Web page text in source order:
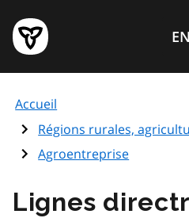
au
contenu
principal
Page
d'accueil
de
l'Ontario
EN
Accueil
Régions rurales,
Agroentreprise
Lignes